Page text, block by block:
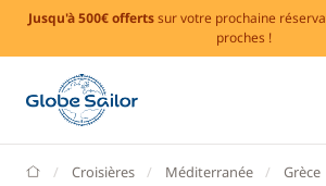
Jusqu'à 500€ offertssur votre prochaine
proches !
GlobeSailor
Croisières Méditerranée Grèce